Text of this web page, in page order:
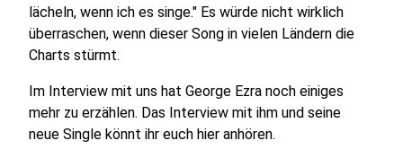
lächeln, wenn ich es singe." Es würde nicht wirklich
überraschen, wenn dieser Song in vielen Ländern die
Charts stürmt.
Im Interview mit uns hat George Ezra noch einiges
mehr zu erzählen. Das Interview mit ihm und seine
neue Single könnt ihr euch hier anhören.